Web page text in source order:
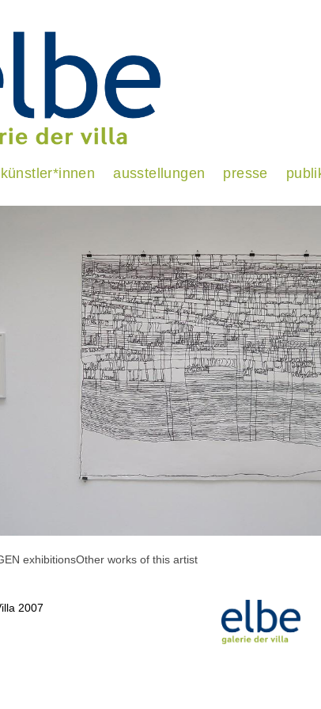
künstler*innen ausstellungen presse
exhibitionsOther works of this artist
2007